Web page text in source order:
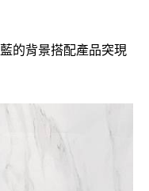
的背景搭配產品突現